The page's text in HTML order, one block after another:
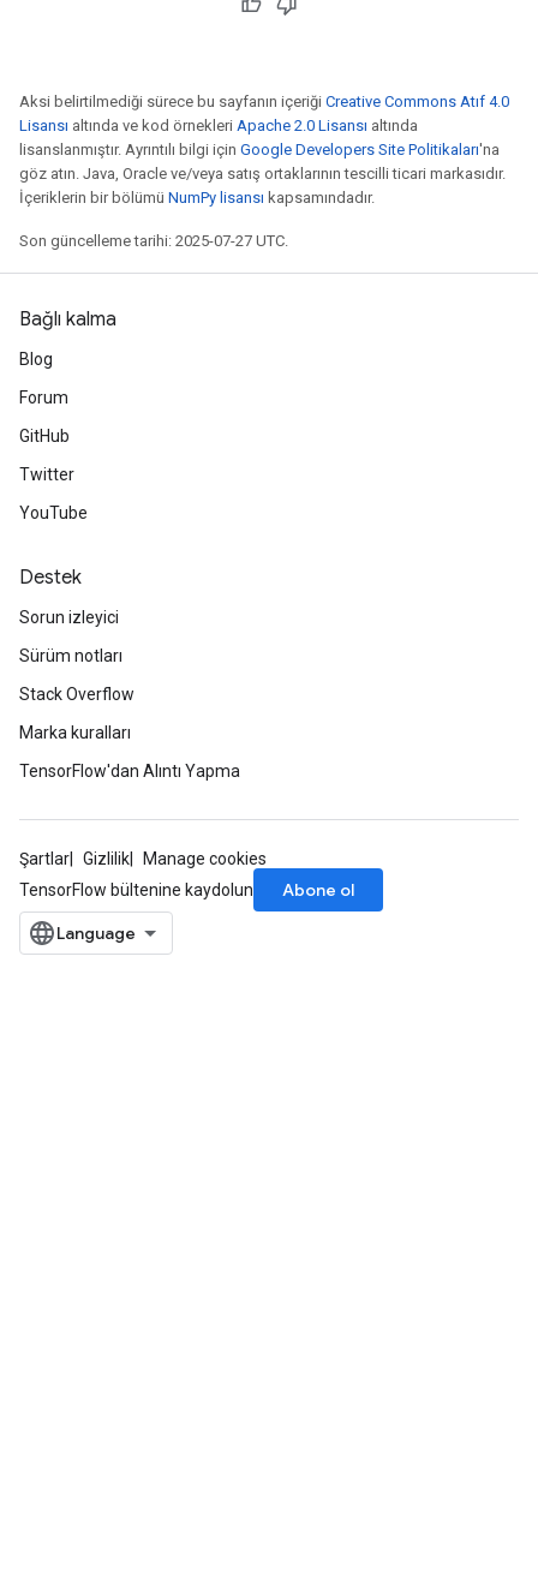
Aksi belirtilmediği sürece bu sayfanın içeriği Creative Commons Atıf 4.0
Lisansı altında ve kod örnekleri Apache 2.0 Lisansı altında
lisanslanmıştır. Ayrıntılı bilgi için Google Developers Site Politikaları'na
göz atın. Java, Oracle ve/veya satış ortaklarının tescilli ticari markasıdır.
İçeriklerin bir bölümü NumPy lisansı kapsamındadır.
Son güncelleme tarihi: 2025-07-27 UTC.
Bağlı kalma
Blog
Forum
GitHub
Twitter
YouTube
Destek
Sorun izleyici
Sürüm notları
Stack Overflow
Marka kuralları
TensorFlow'dan Alıntı Yapma
Şartlar Gizlilik
Manage cookies
TensorFlow bültenine kaydolun
Abone ol